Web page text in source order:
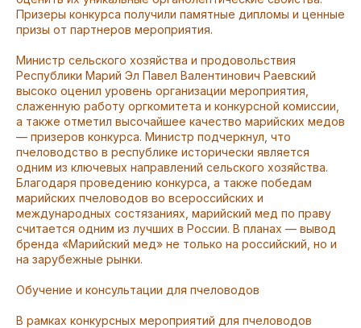
Призеры конкурса получили памятные дипломы и ценные
призы от партнеров мероприятия.
Министр сельского хозяйства и продовольствия
Республики Марий Эл Павел Валентинович Раевский
высоко оценил уровень организации мероприятия,
слаженную работу оргкомитета и конкурсной комиссии,
а также отметил высочайшее качество марийских медов
— призеров конкурса. Министр подчеркнул, что
пчеловодство в республике исторически является
одним из ключевых направлений сельского хозяйства.
Благодаря проведению конкурса, а также победам
марийских пчеловодов во всероссийских и
международных состязаниях, марийский мед по праву
считается одним из лучших в России. В планах — вывод
бренда «Марийский мед» не только на российский, но и
на зарубежные рынки.
Обучение и консультации для пчеловодов
В рамках конкурсных мероприятий для пчеловодов